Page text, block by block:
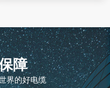
障
界的好电缆